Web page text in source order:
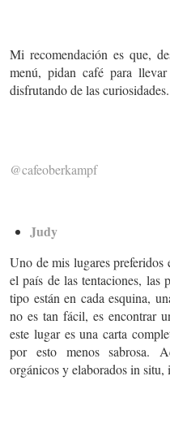
Mi recomendación es que,
menú, pidan café para
disfrutando de las
@cafeoberkampf
Judy
Uno de mis lugares preferidos
el país de las tentaciones, las
tipo están en cada esquina,
no es tan fácil, es encontrar
este lugar es una carta
por esto menos sabrosa.
orgánicos y elaborados in situ,